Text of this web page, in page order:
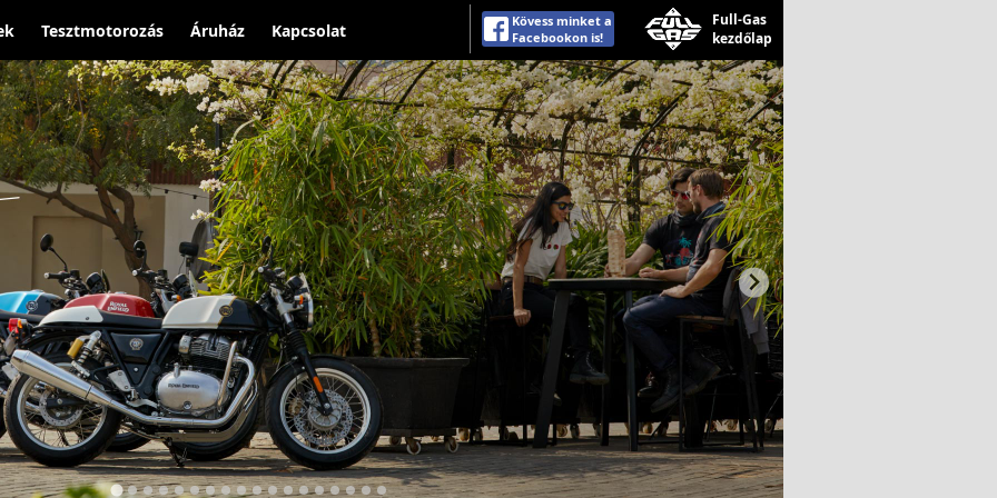
Tesztmotorozás Áruház Kapcsolat
Kövess minket a
Facebookon is!
Full-Gas
kezdőlap